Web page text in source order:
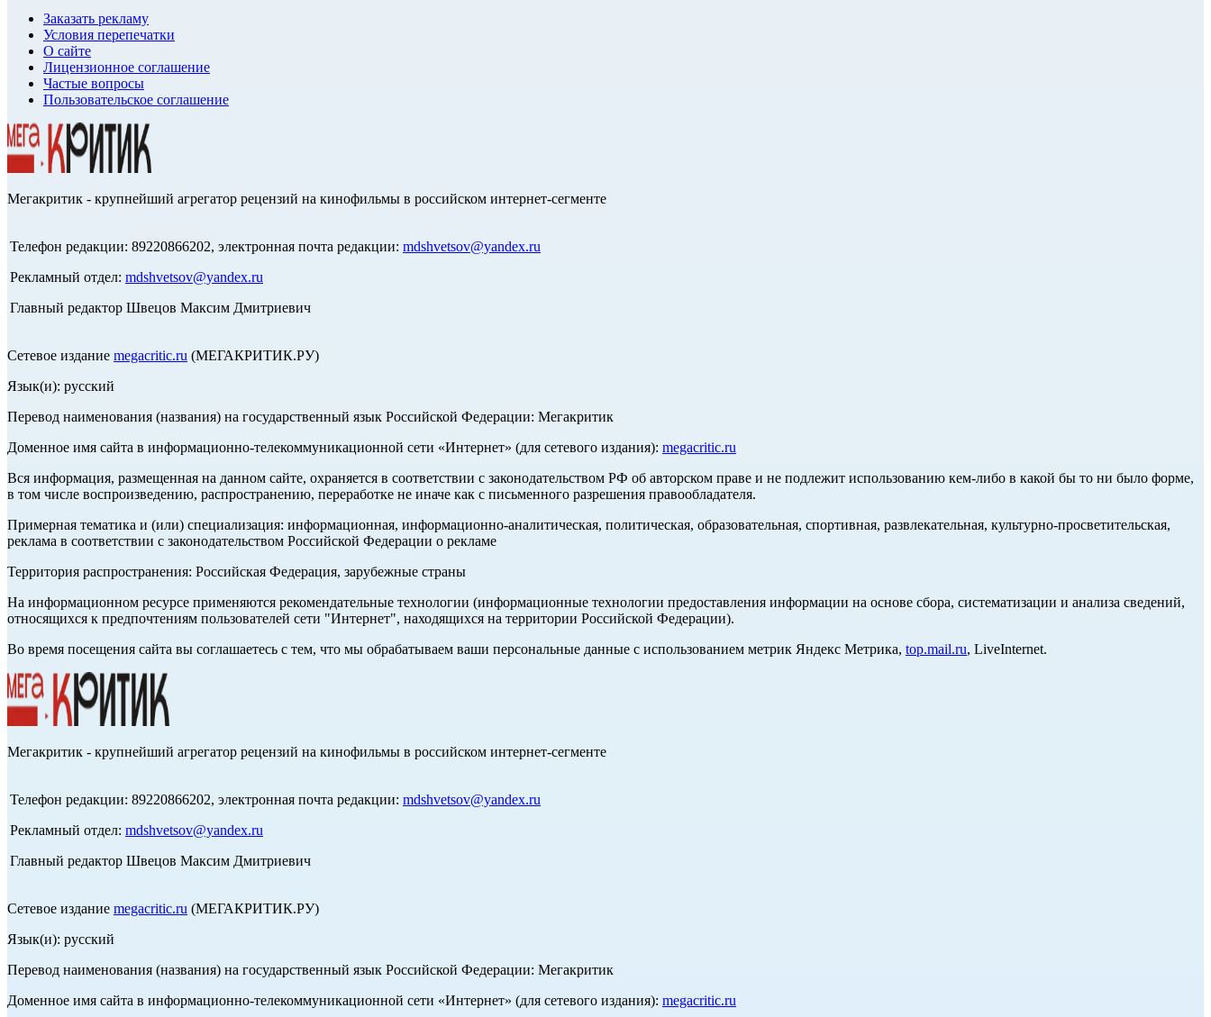
Заказать рекламу
Условия перепечатки
О сайте
Лицензионное соглашение
Частые вопросы
Пользовательское соглашение
Мегакритик - крупнейший агрегатор рецензий на кинофильмы в российском интернет-сегменте
Телефон редакции: 89220866202, электронная почта редакции: mdshvetsov@yandex.ru
Рекламный отдел: mdshvetsov@yandex.ru
Главный редактор Швецов Максим Дмитриевич
Сетевое издание megacritic.ru (МЕГАКРИТИК.РУ)
Язык(и): русский
Перевод наименования (названия) на государственный язык Российской Федерации: Мегакритик
Доменное имя сайта в информационно-телекоммуникационной сети «Интернет» (для сетевого издания): megacritic.ru
Вся информация, размещенная на данном сайте, охраняется в соответствии с законодательством РФ об авторском праве и не подлежит использованию кем-либо в какой бы то ни было форме,
в том числе воспроизведению, распространению, переработке не иначе как с письменного разрешения правообладателя.
Примерная тематика и (или) специализация: информационная, информационно-аналитическая, политическая, образовательная, спортивная, развлекательная, культурно-просветительская,
реклама в соответствии с законодательством Российской Федерации о рекламе
Территория распространения: Российская Федерация, зарубежные страны
На информационном ресурсе применяются рекомендательные технологии (информационные технологии предоставления информации на основе сбора, систематизации и анализа сведений,
относящихся к предпочтениям пользователей сети "Интернет", находящихся на территории Российской Федерации).
Во время посещения сайта вы соглашаетесь с тем, что мы обрабатываем ваши персональные данные с использованием метрик Яндекс Метрика, top.mail.ru, LiveInternet.
Мегакритик - крупнейший агрегатор рецензий на кинофильмы в российском интернет-сегменте
Телефон редакции: 89220866202, электронная почта редакции: mdshvetsov@yandex.ru
Рекламный отдел: mdshvetsov@yandex.ru
Главный редактор Швецов Максим Дмитриевич
Сетевое издание megacritic.ru (МЕГАКРИТИК.РУ)
Язык(и): русский
Перевод наименования (названия) на государственный язык Российской Федерации: Мегакритик
Доменное имя сайта в информационно-телекоммуникационной сети «Интернет» (для сетевого издания): megacritic.ru